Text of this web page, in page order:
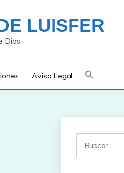
LUISFER
Dios
Aviso Legal